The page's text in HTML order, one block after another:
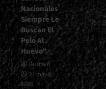
Nacionales
Siempre Le
Buscan El
Pelo Al
Huevo”
Gustavo
21 mayo,
2026